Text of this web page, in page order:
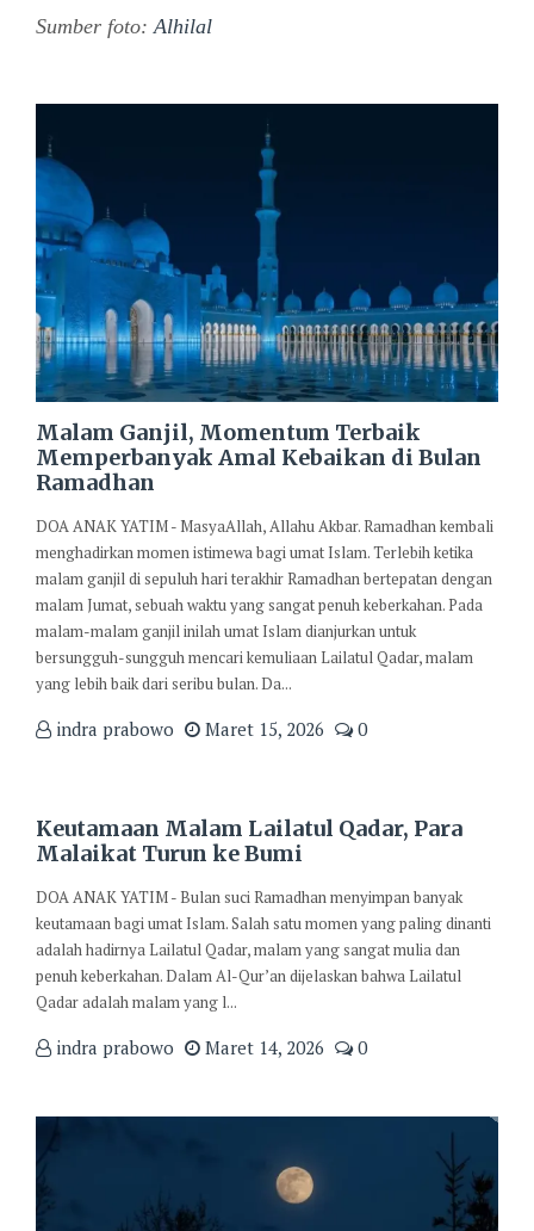
Sumber foto: Alhilal
Malam Ganjil, Momentum Terbaik
Memperbanyak Amal Kebaikan di Bulan
Ramadhan
DOA ANAK YATIM - MasyaAllah, Allahu Akbar. Ramadhan kembali
menghadirkan momen istimewa bagi umat Islam. Terlebih ketika
malam ganjil di sepuluh hari terakhir Ramadhan bertepatan dengan
malam Jumat, sebuah waktu yang sangat penuh keberkahan. Pada
malam-malam ganjil inilah umat Islam dianjurkan untuk
bersungguh-sungguh mencari kemuliaan Lailatul Qadar, malam
yang lebih baik dari seribu bulan. Da...
indra prabowo Maret 15, 2026 0
Keutamaan Malam Lailatul Qadar, Para
Malaikat Turun ke Bumi
DOA ANAK YATIM - Bulan suci Ramadhan menyimpan banyak
keutamaan bagi umat Islam. Salah satu momen yang paling dinanti
adalah hadirnya Lailatul Qadar, malam yang sangat mulia dan
penuh keberkahan. Dalam Al-Qur’an dijelaskan bahwa Lailatul
Qadar adalah malam yang l...
indra prabowo Maret 14, 2026 0